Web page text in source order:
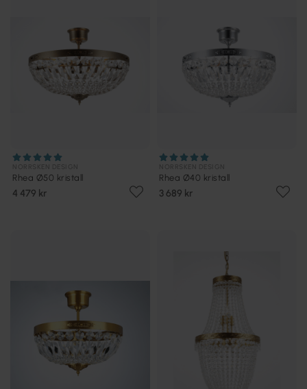
Rhea Ø50 kristall
4 479 kr
Rhea Ø40 kristall
3 689 kr